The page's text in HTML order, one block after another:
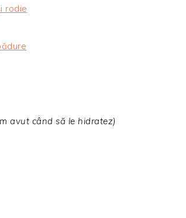
rodie
avut când să le hidratez)